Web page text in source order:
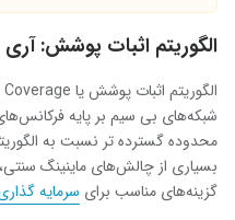
الگوریتم اثبات پوشش: آری
الگوریتم اثبات پوشش یا
شبکه‌های بی سیم بر پایه
محدوده گسترده تر نسبت به
بسیاری از چالش‌های ماینینگ
گزینه‌های مناسب برای سرمایه